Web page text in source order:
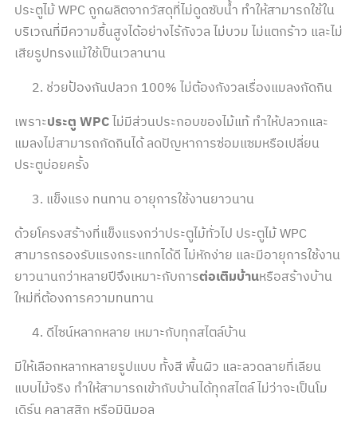
ประตูไม้ WPC ถูกผลิตจากวัสดุที่ไม่ดูดซับน้ำ ทำให้สามารถใช้ใน
บริเวณที่มีความชื้นสูงได้อย่างไร้กังวล ไม่บวม ไม่แตกร้าว และไม่
เสียรูปทรงแม้ใช้เป็นเวลานาน
ช่วยป้องกันปลวก 100% ไม่ต้องกังวลเรื่องแมลงกัดกิน
เพราะประตู WPCไม่มีส่วนประกอบของไม้แท้ ทำให้ปลวกและ
แมลงไม่สามารถกัดกินได้ ลดปัญหาการซ่อมแซมหรือเปลี่ยน
ประตูบ่อยครั้ง
แข็งแรง ทนทาน อายุการใช้งานยาวนาน
ด้วยโครงสร้างที่แข็งแรงกว่าประตูไม้ทั่วไป ประตูไม้ WPC
สามารถรองรับแรงกระแทกได้ดี ไม่หักง่าย และมีอายุการใช้งาน
ยาวนานกว่าหลายปีจึงเหมาะกับการต่อเติมบ้านหรือสร้างบ้าน
ใหม่ที่ต้องการความทนทาน
ดีไซน์หลากหลาย เหมาะกับทุกสไตล์บ้าน
มีให้เลือกหลากหลายรูปแบบ ทั้งสี พื้นผิว และลวดลายที่เลียน
แบบไม้จริง ทำให้สามารถเข้ากับบ้านได้ทุกสไตล์ ไม่ว่าจะเป็นโม
เดิร์น คลาสสิก หรือมินิมอล